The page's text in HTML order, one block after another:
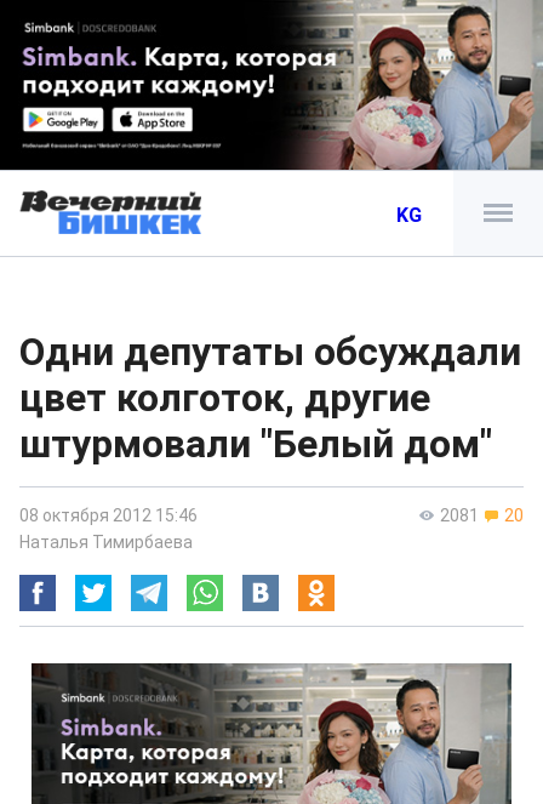
KG
Одни депутаты обсуждали
цвет колготок, другие
штурмовали "Белый дом"
2081 20
08 октября 2012 15:46
Наталья Тимирбаева